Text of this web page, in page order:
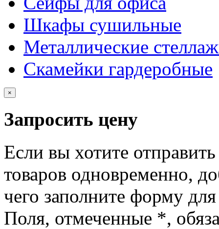
Шкафы сушильные
Металлические
Скамейки гардеробные
×
Запросить цену
Если вы хотите
товаров одновременно,
чего заполните форму
Поля, отмеченные *,